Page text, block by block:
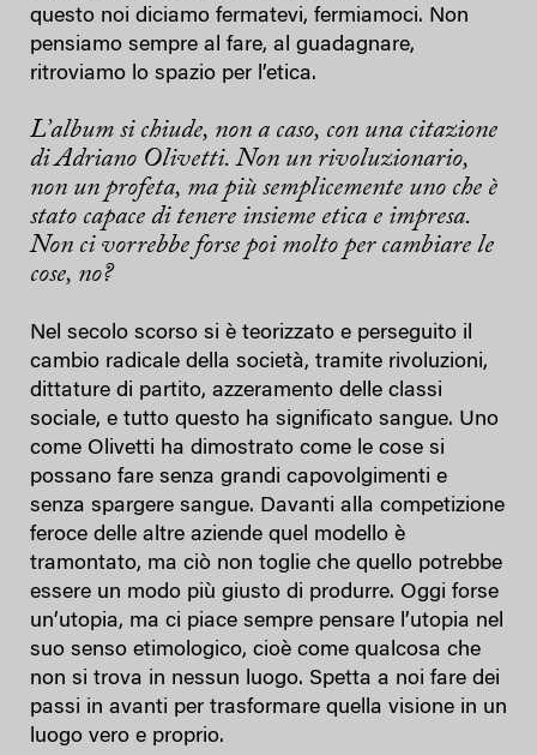
questo noi diciamo fermatevi, fermiamoci. Non
pensiamo sempre al fare, al guadagnare,
ritroviamo lo spazio per l’etica.
L’album si chiude, non a caso, con una citazione
di Adriano Olivetti. Non un rivoluzionario,
non un profeta, ma più semplicemente uno che è
stato capace di tenere insieme etica e impresa.
Non ci vorrebbe forse poi molto per cambiare le
cose, no?
Nel secolo scorso si è teorizzato e perseguito il
cambio radicale della società, tramite rivoluzioni,
dittature di partito, azzeramento delle classi
sociale, e tutto questo ha significato sangue. Uno
come Olivetti ha dimostrato come le cose si
possano fare senza grandi capovolgimenti e
senza spargere sangue. Davanti alla competizione
feroce delle altre aziende quel modello è
tramontato, ma ciò non toglie che quello potrebbe
essere un modo più giusto di produrre. Oggi forse
un’utopia, ma ci piace sempre pensare l’utopia nel
suo senso etimologico, cioè come qualcosa che
non si trova in nessun luogo. Spetta a noi fare dei
passi in avanti per trasformare quella visione in un
luogo vero e proprio.